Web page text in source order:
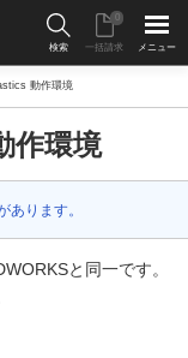
検索 一括請求
0
メニュー
動作環境
作環境
あります。
と同一です。